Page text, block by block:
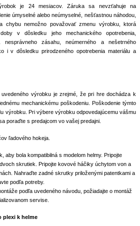
je 24 mesiacov. Záruka sa nevzťahuje na
úmyselné alebo neúmyselné, nešťastnou náhodou,
chybu nemožno považovať zmenu výrobku, ktorá
v dôsledku jeho mechanického opotrebenia,
nesprávneho zásahu, neúmerného a nešetrného
i v dôsledku prirodzeného opotrebenia materiálu a
výrobku je zrejmé, že pri hre dochádza k
mechanickému poškodeniu. Poškodenie týmto
výrobku. Pri výbere výrobku odpovedajúcemu vášmu
poraďte s predajcom vo vašej predajni.
ľadového hokeja.
aby bola kompatibilná s modelom helmy. Pripojte
skrutiek. Pripojte kovové háčiky úchytom von a
Nahraďte zadné skrutky priloženými patentkami a
podľa potreby.
podľa uvedeného návodu, požiadajte o montáž
servise.
plexi k helme